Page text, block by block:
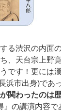
る渋沢の内面
、天台宗上野
です！更には
浜市出身)であ
関わったのは
の講演内容で